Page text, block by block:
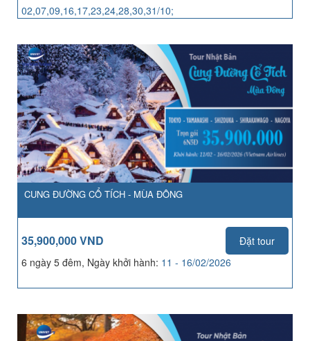
02,07,09,16,17,23,24,28,30,31/10;
CUNG ĐƯỜNG CỔ TÍCH - MÙA ĐÔNG
35,900,000 VND
Đặt tour
6 ngày 5 đêm, Ngày khởi hành: 11 - 16/02/2026